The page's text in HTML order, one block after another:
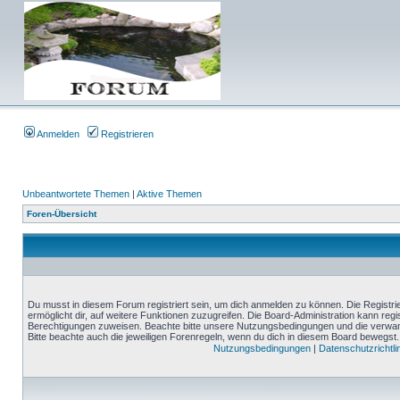
Anmelden Registrieren
Unbeantwortete Themen | Aktive Themen
Foren-Übersicht
Du musst in diesem Forum registriert sein, um dich anmelden zu können. Die
ermöglicht dir, auf weitere Funktionen zuzugreifen. Die Board-Administration kann
Berechtigungen zuweisen. Beachte bitte unsere Nutzungsbedingungen und die
Bitte beachte auch die jeweiligen Forenregeln, wenn du dich in diesem Board bewegst.
Nutzungsbedingungen |